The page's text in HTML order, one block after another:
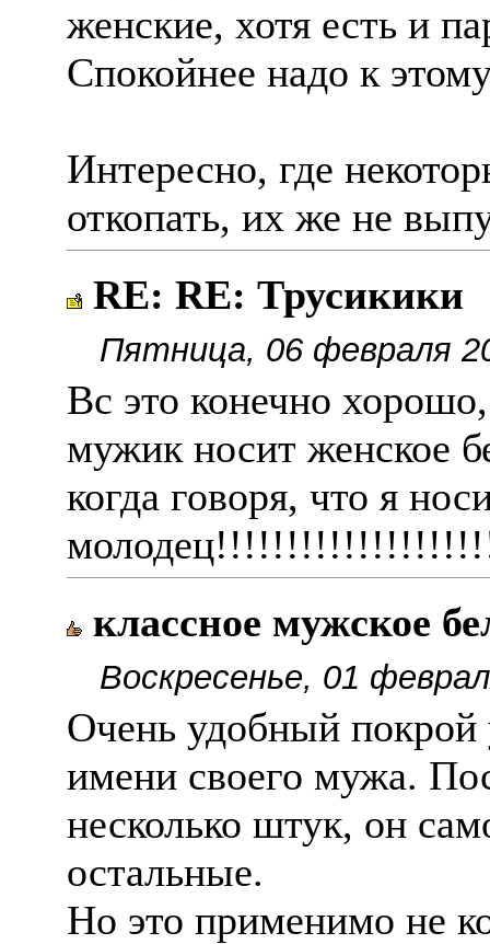
женские, хотя есть и
Спокойнее надо к
Интересно, где
откопать, их же не
RE: RE: Трусикики
Пятница, 06 февраля
Вс это конечно
мужик носит женское
когда говоря, что я
классное мужское
Воскресенье, 01
Очень удобный покрой
имени своего мужа.
несколько штук, он
остальные.
Но это применимо не